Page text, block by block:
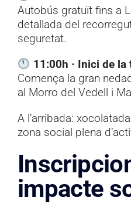
Autobús gratuït fins a
detallada del
seguretat.
11:00h · Inici de la
Comença la gran
al Morro del Vedell i
A l’arribada:
zona social plena
impacte